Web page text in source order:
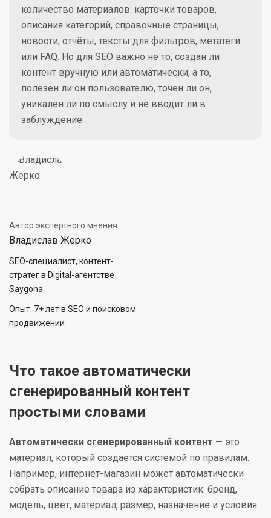
количество материалов: карточки товаров,
описания категорий, справочные страницы,
новости, отчёты, тексты для фильтров, метатеги
или FAQ. Но для SEO важно не то, создан ли
контент вручную или автоматически, а то,
полезен ли он пользователю, точен ли он,
уникален ли по смыслу и не вводит ли в
заблуждение.
Автор экспертного мнения
Владислав Жерко
SEO-специалист, контент-
стратег в Digital-агентстве
Saygona
Опыт: 7+ лет в SEO и поисковом
продвижении
Что такое автоматически
сгенерированный контент
простыми словами
Автоматически сгенерированный контент — это
материал, который создаётся системой по правилам.
Например, интернет-магазин может автоматически
собрать описание товара из характеристик: бренд,
модель, цвет, материал, размер, назначение и условия